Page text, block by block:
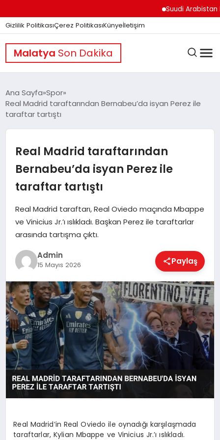
Suudi Arabistan
Gizlilik PolitikasıÇerez PolitikasıKünyeİletişim
Malatya Son Dakika
GÜNDEM
DÜNYA
EĞITIM
EKONOMI
MAGAZIN
SAĞLIK
SPOR
TEKNOLOJI
Ana Sayfa Spor
Real Madrid taraftarından Bernabeu’da isyan Perez ile
taraftar tartıştı
Real Madrid taraftarından
Bernabeu’da isyan Perez ile
taraftar tartıştı
Real Madrid taraftarı, Real Oviedo maçında Mbappe
ve Vinicius Jr.’ı ıslıkladı. Başkan Perez ile taraftarlar
arasında tartışma çıktı.
Admin
15 Mayıs 2026 Paylaş
Real Madrid’in Real Oviedo ile oynadığı karşılaşmada
taraftarlar, Kylian Mbappe ve Vinicius Jr.’ı ıslıkladı.